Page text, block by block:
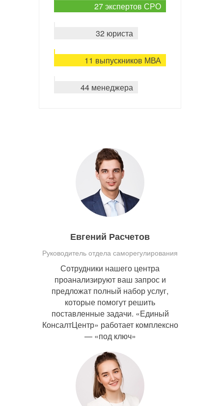
27 экспертов СРО
32 юриста
11 выпускников МВА
44 менеджера
Евгений Расчетов
Руководитель отдела саморегулирования
Сотрудники нашего центра
проанализируют ваш запрос и
предложат полный набор услуг,
которые помогут решить
поставленные задачи. «Единый
КонсалтЦентр» работает комплексно
— «под ключ»